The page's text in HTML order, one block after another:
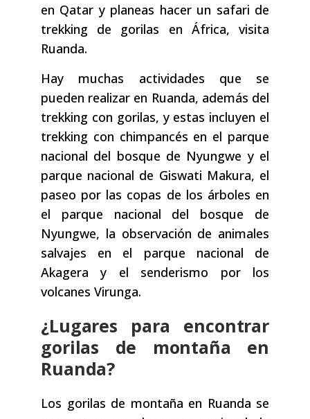
en Qatar y planeas hacer un safari de
trekking de gorilas en África, visita
Ruanda.
Hay muchas actividades que se
pueden realizar en Ruanda, además del
trekking con gorilas, y estas incluyen el
trekking con chimpancés en el parque
nacional del bosque de Nyungwe y el
parque nacional de Giswati Makura, el
paseo por las copas de los árboles en
el parque nacional del bosque de
Nyungwe, la observación de animales
salvajes en el parque nacional de
Akagera y el senderismo por los
volcanes Virunga.
¿Lugares para encontrar
gorilas de montaña en
Ruanda?
Los gorilas de montaña en Ruanda se